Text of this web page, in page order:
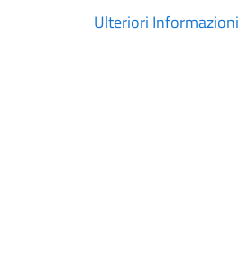
Ulteriori Informazioni